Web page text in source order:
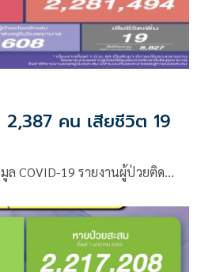
คน เสียชีวิต 19
COVID-19 รายงานผู้ป่วยติด…